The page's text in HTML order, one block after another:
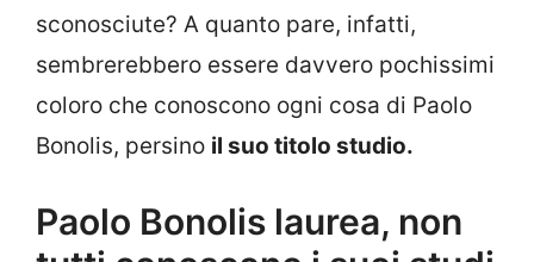
sconosciute? A quanto pare, infatti,
sembrerebbero essere davvero pochissimi
coloro che conoscono ogni cosa di Paolo
Bonolis, persino il suo titolo studio.
Paolo Bonolis laurea, non